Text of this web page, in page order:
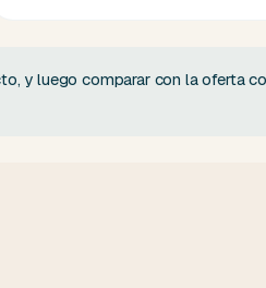
y luego comparar con la oferta